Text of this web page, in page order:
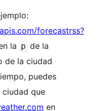
forecastrss?
la p de la
de la ciudad
puedes
que
en